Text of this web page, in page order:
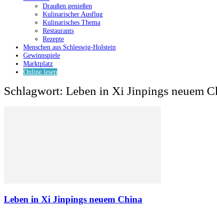
Draußen genießen
Kulinarischer Ausflug
Kulinarisches Thema
Restaurants
Rezepte
Menschen aus Schleswig-Holstein
Gewinnspiele
Marktplatz
Online lesen
Schlagwort: Leben in Xi Jinpings neuem
Leben in Xi Jinpings neuem China